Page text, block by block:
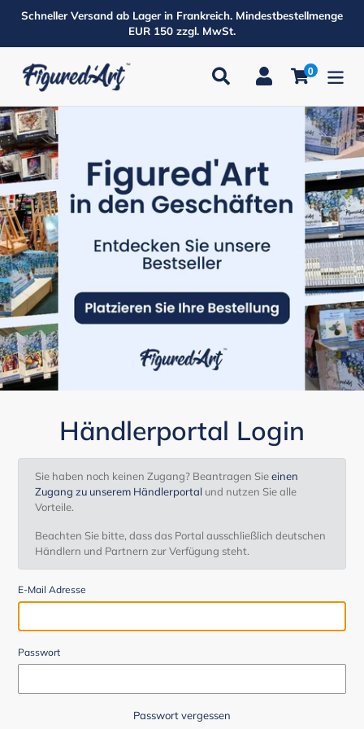
Schneller Versand ab Lager in Frankreich. Mindestbestellmenge
EUR 150 zzgl. MwSt.
Suchen Einloggen
0Produkte
Händlerportal Login
Sie haben noch keinen Zugang? Beantragen Sieeinen
Zugang zu unserem Händlerportal und nutzen Sie alle
Vorteile.
Beachten Sie bitte, dass das Portal ausschließlich deutschen
Händlern und Partnern zur Verfügung steht.
E-Mail Adresse
Passwort
Passwort vergessen